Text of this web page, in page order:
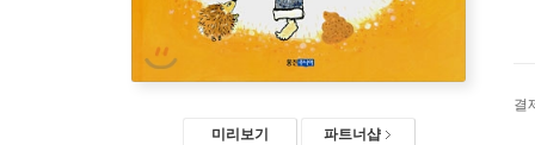
미리보기 파트너샵
결